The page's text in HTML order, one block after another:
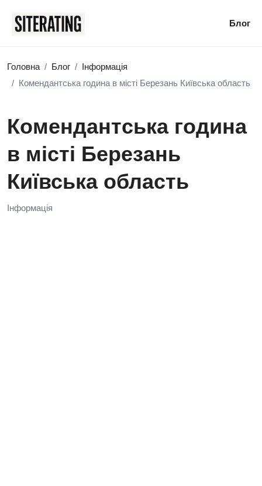
Блог
Головна Блог
Інформація
Комендантська година в місті Березань Київська область
Комендантська година
в місті Березань
Київська область
Інформація